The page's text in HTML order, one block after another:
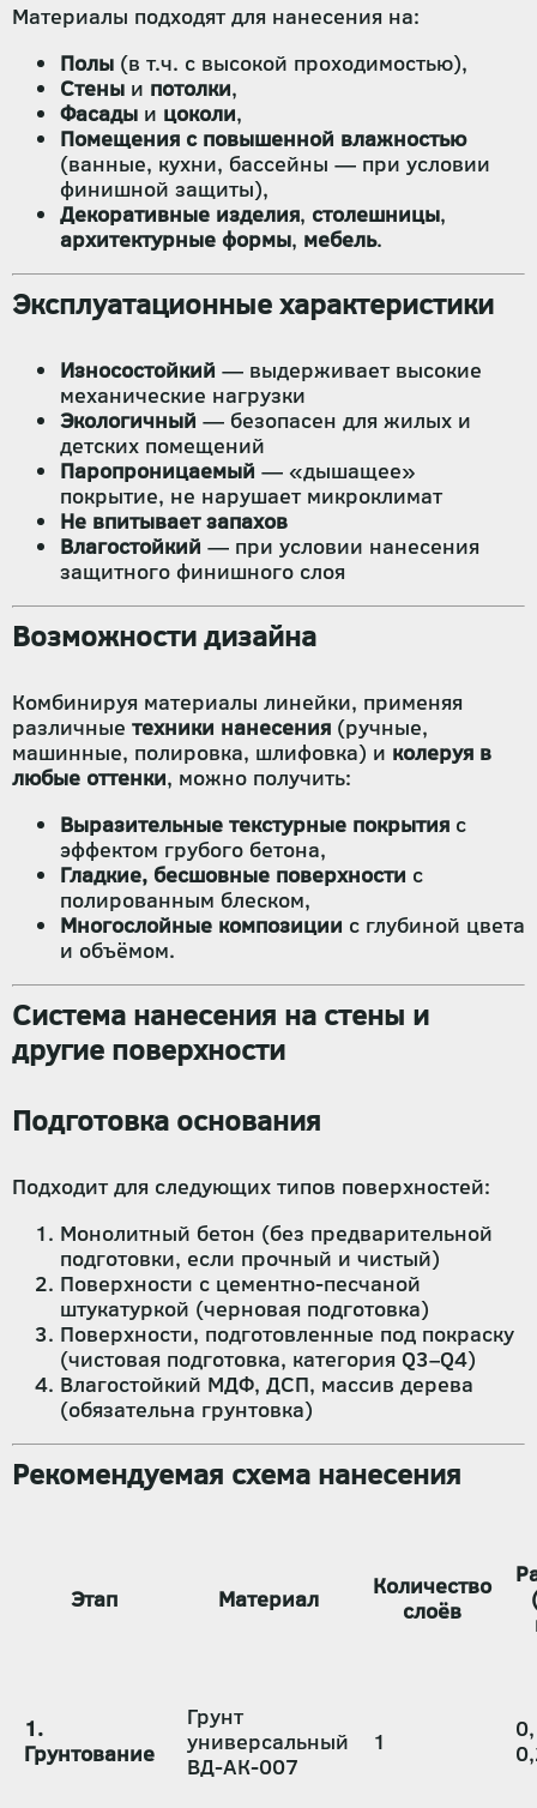
Материалы подходят для нанесения на:
Полы (в т.ч. с высокой проходимостью),
Стены и потолки,
Фасады и цоколи,
Помещения с повышенной влажностью
(ванные, кухни, бассейны — при условии
финишной защиты),
Декоративные изделия, столешницы,
архитектурные формы, мебель.
Эксплуатационные характеристики
Износостойкий — выдерживает высокие
механические нагрузки
Экологичный — безопасен для жилых и
детских помещений
Паропроницаемый — «дышащее»
покрытие, не нарушает микроклимат
Не впитывает запахов
Влагостойкий — при условии нанесения
защитного финишного слоя
Возможности дизайна
Комбинируя материалы линейки, применяя
различные техники нанесения (ручные,
машинные, полировка, шлифовка) и колеруя в
любые оттенки, можно получить:
Выразительные текстурные покрытия с
эффектом грубого бетона,
Гладкие, бесшовные поверхности с
полированным блеском,
Многослойные композиции с глубиной цвета
и объёмом.
Система нанесения на стены и
другие поверхности
Подготовка основания
Подходит для следующих типов поверхностей:
Монолитный бетон (без предварительной
подготовки, если прочный и чистый)
Поверхности с цементно-песчаной
штукатуркой (черновая подготовка)
Поверхности, подготовленные под покраску
(чистовая подготовка, категория Q3–Q4)
Влагостойкий МДФ, ДСП, массив дерева
(обязательна грунтовка)
Рекомендуемая схема нанесения
Этап Материал
Количество
слоёв
1.
Грунтование
Грунт
универсальный
ВД-АК-007
1